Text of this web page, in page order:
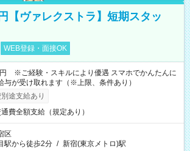
【ヴァレクストラ】短期スタッ
WEB登録・面接OK
※ご経験・スキルにより優遇 スマホでかんたんに
与が受け取れます（※上限、条件あり）
途支給あり
費全額支給（規定あり）
区
駅から徒歩2分 / 新宿(東京メトロ)駅